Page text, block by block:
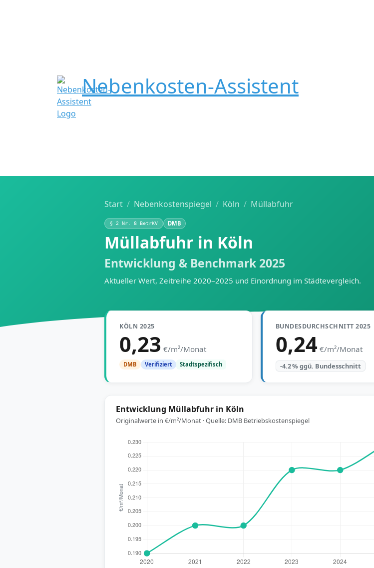
Nebenkosten-Assistent
Start Nebenkostenspiegel Köln Müllabfuhr
§ 2 Nr. 8 BetrKV DMB
Müllabfuhr in Köln
Entwicklung & Benchmark 2025
Aktueller Wert, Zeitreihe 2020–2025 und Einordnung im Städtevergleich.
KÖLN 2025
0,23 €/m²/Monat
DMB Verifiziert Stadtspezifisch
BUNDESDURCHSCHNITT 2025
0,24 €/m²/Monat
-4.2 % ggü. Bundesschnitt
Entwicklung Müllabfuhr in Köln
Originalwerte in €/m²/Monat · Quelle: DMB Betriebskostenspiegel